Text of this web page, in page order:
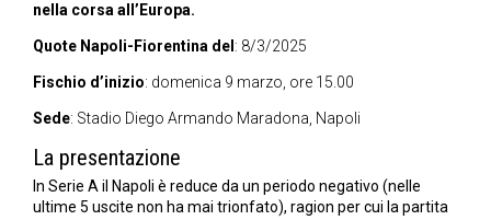
nella corsa all’Europa.
Quote Napoli-Fiorentina del : 8/3/2025
Fischio d’inizio: domenica 9 marzo, ore 15.00
Sede: Stadio Diego Armando Maradona, Napoli
La presentazione
In Serie A il Napoli è reduce da un periodo negativo (nelle
ultime 5 uscite non ha mai trionfato), ragion per cui la partita